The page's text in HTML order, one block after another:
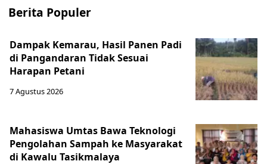
Berita Populer
Dampak Kemarau, Hasil Panen Padi
di Pangandaran Tidak Sesuai
Harapan Petani
7 Agustus 2026
Mahasiswa Umtas Bawa Teknologi
Pengolahan Sampah ke Masyarakat
di Kawalu Tasikmalaya